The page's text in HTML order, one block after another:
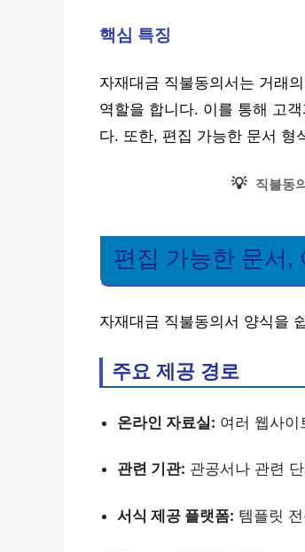
핵심 특징
자재대금 직불동의서는 거래
역할을 합니다. 이를 통해 고
다. 또한, 편집 가능한 문서 형
💡 직불동
편집 가능한 문서,
자재대금 직불동의서 양식을
주요 제공 경로
온라인 자료실: 여러 웹사이
관련 기관: 관공서나 관련
서식 제공 플랫폼: 템플릿